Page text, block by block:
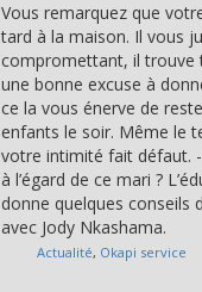
Vous remarquez que
tard à la maison. Il vous
compromettant, il trouve
une bonne excuse à
ce la vous énerve de
enfants le soir. Même le
votre intimité fait défaut.
à l’égard de ce mari ?
donne quelques conseils
avec Jody Nkashama.
Actualité, Okapi service